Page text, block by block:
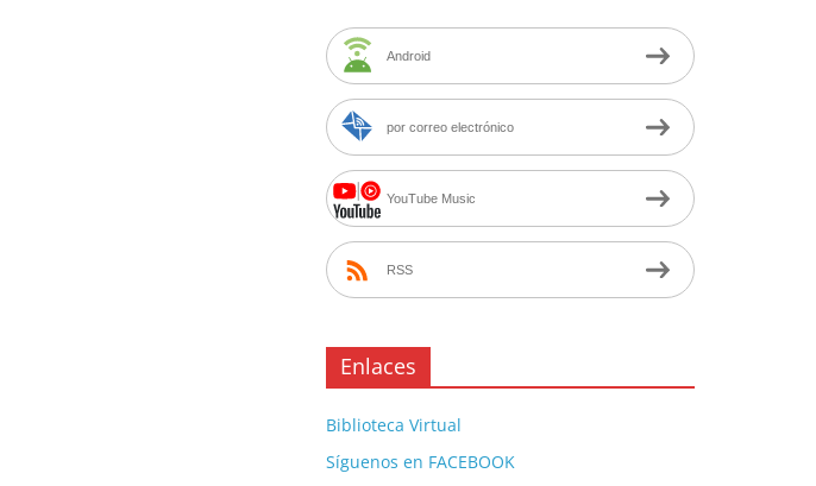
Android
por correo electrónico
YouTube Music
RSS
Enlaces
Biblioteca Virtual
Síguenos en FACEBOOK